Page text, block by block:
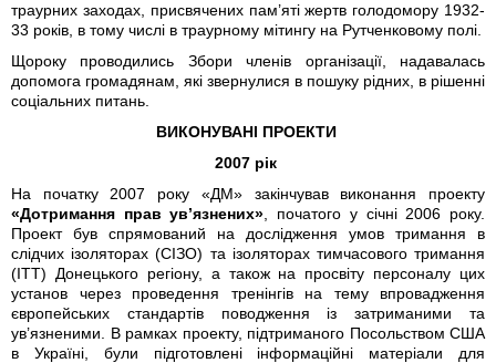
траурних заходах, присвячених пам’яті жертв голодомору 1932-
33 років, в тому числі в траурному мітингу на Рутченковому полі.
Щороку проводились Збори членів організації, надавалась
допомога громадянам, які звернулися в пошуку рідних, в рішенні
соціальних питань.
ВИКОНУВАНІ ПРОЕКТИ
2007 рік
На початку 2007 року «ДМ» закінчував виконання проекту
«Дотримання прав ув’язнених» , початого у січні 2006 року.
Проект був спрямований на дослідження умов тримання в
слідчих ізоляторах (СІЗО) та ізоляторах тимчасового тримання
(ІТТ) Донецького регіону, а також на просвіту персоналу цих
установ через проведення тренінгів на тему впровадження
європейських стандартів поводження із затриманими та
ув’язненими. В рамках проекту, підтриманого Посольством США
в Україні, були підготовлені інформаційні матеріали для